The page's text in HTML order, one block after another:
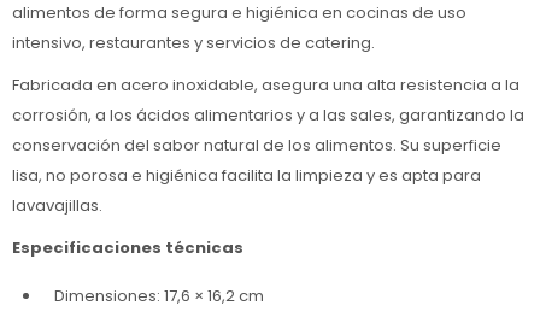
alimentos de forma segura e higiénica en cocinas de uso
intensivo, restaurantes y servicios de catering.
Fabricada en acero inoxidable, asegura una alta resistencia a la
corrosión, a los ácidos alimentarios y a las sales, garantizando la
conservación del sabor natural de los alimentos. Su superficie
lisa, no porosa e higiénica facilita la limpieza y es apta para
lavavajillas.
Especificaciones técnicas
Dimensiones: 17,6 × 16,2 cm